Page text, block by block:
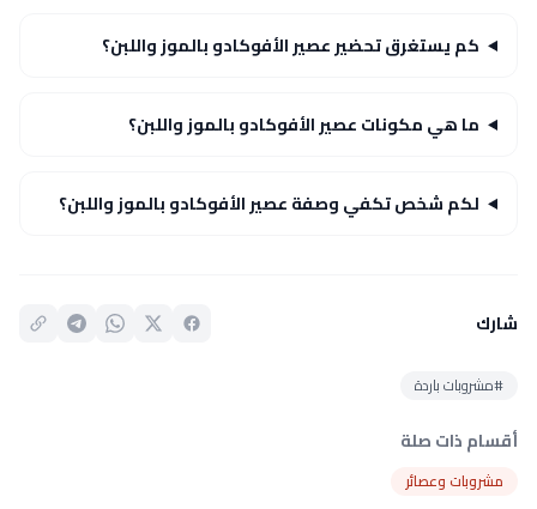
كم يستغرق تحضير عصير الأفوكادو بالموز واللبن؟
ما هي مكونات عصير الأفوكادو بالموز واللبن؟
لكم شخص تكفي وصفة عصير الأفوكادو بالموز واللبن؟
شارك
#مشروبات باردة
أقسام ذات صلة
مشروبات وعصائر